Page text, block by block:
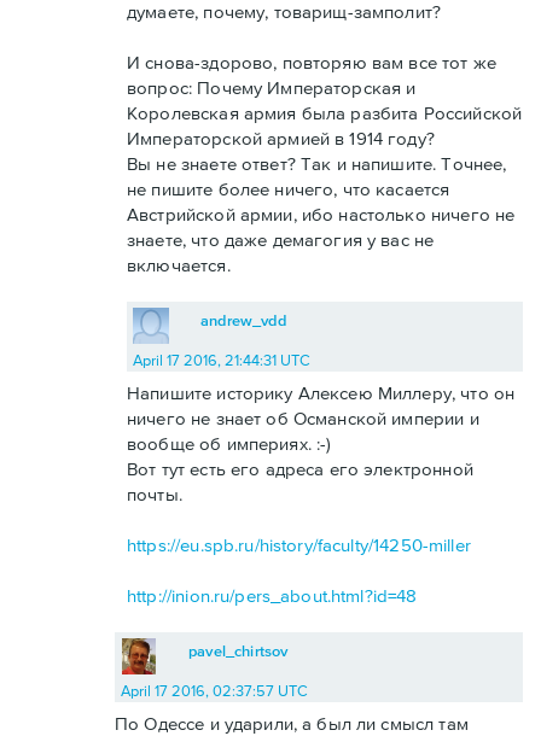
думаете, почему, товарищ-замполит?
И снова-здорово, повторяю вам все тот же
вопрос: Почему Императорская и
Королевская армия была разбита Российской
Императорской армией в 1914 году?
Вы не знаете ответ? Так и напишите. Точнее,
не пишите более ничего, что касается
Австрийской армии, ибо настолько ничего не
знаете, что даже демагогия у вас не
включается.
andrew_vdd
April 17 2016, 21:44:31 UTC
Напишите историку Алексею Миллеру, что он
ничего не знает об Османской империи и
вообще об империях. :-)
Вот тут есть его адреса его электронной
почты.
https://eu.spb.ru/history/faculty/14250-miller
http://inion.ru/pers_about.html?id=48
pavel_chirtsov
April 17 2016, 02:37:57 UTC
По Одессе и ударили, а был ли смысл там